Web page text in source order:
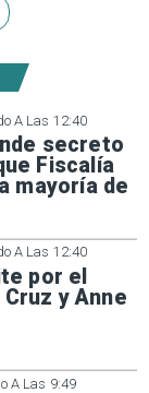
A Las 12:40
secreto
Fiscalía
mayoría de
A Las 12:40
por el
y Anne
A Las 9:49